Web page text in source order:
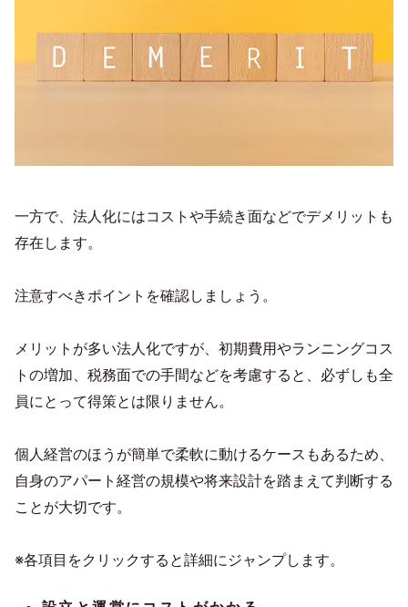
一方で、法人化にはコストや手続き面などでデメリットも
存在します。
注意すべきポイントを確認しましょう。
メリットが多い法人化ですが、初期費用やランニングコス
トの増加、税務面での手間などを考慮すると、必ずしも全
員にとって得策とは限りません。
個人経営のほうが簡単で柔軟に動けるケースもあるため、
自身のアパート経営の規模や将来設計を踏まえて判断する
ことが大切です。
※各項目をクリックすると詳細にジャンプします。